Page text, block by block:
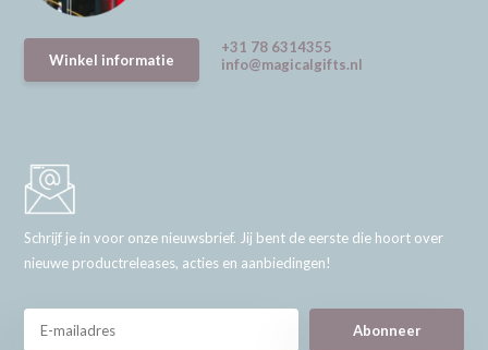
Winkel informatie
+31 78 6314355
info@magicalgifts.nl
Schrijf je in voor onze nieuwsbrief. Jij bent de eerste die hoort over
nieuwe productreleases, acties en aanbiedingen!
Abonneer